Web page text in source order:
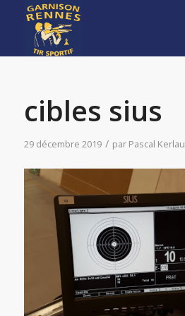
cibles sius
29 décembre 2019 / par Pascal Kerlau